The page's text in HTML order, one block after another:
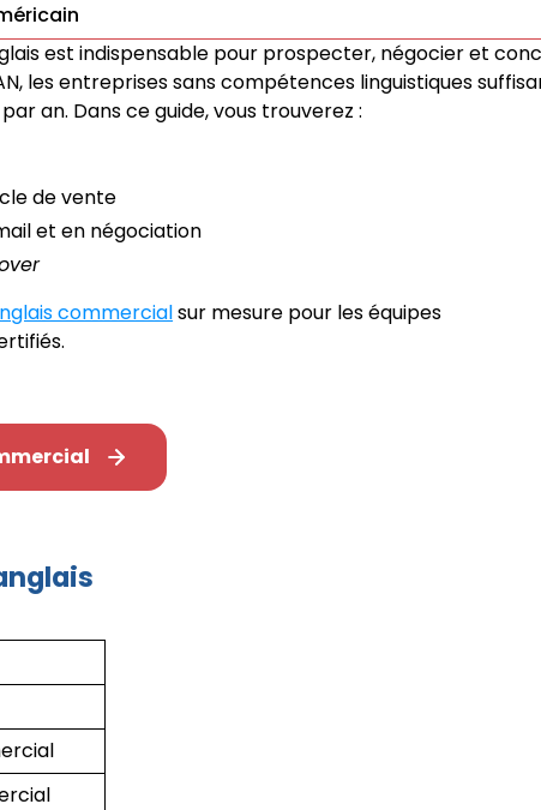
est indispensable pour prospecter, négocier et
les entreprises sans compétences linguistiques
an. Dans ce guide, vous trouverez :
de vente
et en négociation
commercialsur mesure pour les équipes